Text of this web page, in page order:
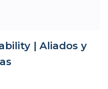
| Aliados y